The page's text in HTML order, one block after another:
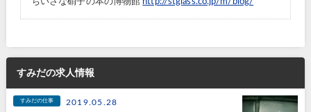
すみだの求人情報
すみだの仕事
2019.05.28